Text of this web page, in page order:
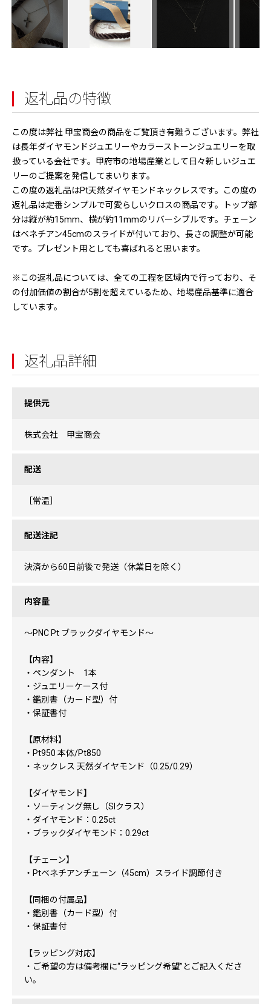
返礼品の特徴
この度は弊社 甲宝商会の商品をご覧頂き有難うございます。弊社
は長年ダイヤモンドジュエリーやカラーストーンジュエリーを取
扱っている会社です。甲府市の地場産業として日々新しいジュエ
リーのご提案を発信してまいります。
この度の返礼品はPt天然ダイヤモンドネックレスです。この度の
返礼品は定番シンプルで可愛らしいクロスの商品です。トップ部
分は縦が約15mm、横が約11mmのリバーシブルです。チェーン
はベネチアン45cmのスライドが付いており、長さの調整が可能
です。プレゼント用としても喜ばれると思います。
※この返礼品については、全ての工程を区域内で行っており、そ
の付加価値の割合が5割を超えているため、地場産品基準に適合
しています。
返礼品詳細
提供元
株式会社 甲宝商会
配送
［常温］
配送注記
決済から60日前後で発送（休業日を除く）
内容量
～PNC Pt ブラックダイヤモンド～
【内容】
・ペンダント 1本
・ジュエリーケース付
・鑑別書（カード型）付
・保証書付
【原材料】
・Pt950 本体/Pt850
・ネックレス 天然ダイヤモンド（0.25/0.29）
【ダイヤモンド】
・ソーティング無し（SIクラス）
・ダイヤモンド：0.25ct
・ブラックダイヤモンド：0.29ct
【チェーン】
・Ptベネチアンチェーン（45cm）スライド調節付き
【同梱の付属品】
・鑑別書（カード型）付
・保証書付
【ラッピング対応】
・ご希望の方は備考欄に“ラッピング希望”とご記入くださ
い。